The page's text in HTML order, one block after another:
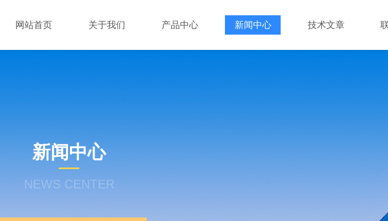
网站首页 关于我们 产品中心 新闻中心 技术文章
新闻中心
NEWS CENTER